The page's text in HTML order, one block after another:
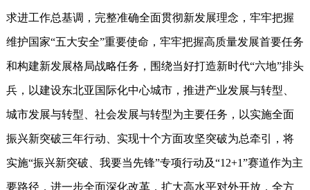
求进工作总基调，完整准确全面贯彻新发展理念，牢牢把握
维护国家“五大安全”重要使命，牢牢把握高质量发展首要任务
和构建新发展格局战略任务，围绕当好打造新时代“六地”排头
兵，以建设东北亚国际化中心城市，推进产业发展与转型、
城市发展与转型、社会发展与转型为主要任务，以实施全面
振兴新突破三年行动、实现十个方面攻坚突破为总牵引，将
实施“振兴新突破、我要当先锋”专项行动及“12+1”赛道作为主
要路径，进一步全面深化改革，扩大高水平对外开放，全方